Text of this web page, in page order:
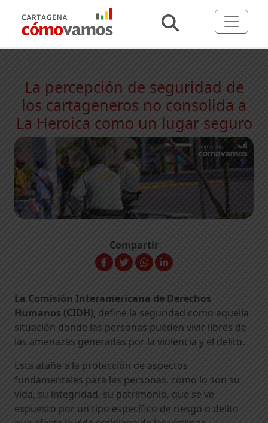
La percepción de seguridad de
los cartageneros no consolida a
La Heroica como un lugar seguro
Compartir
La Comisión Interamericana de Derechos
Humanos (CIDH), define la seguridad como aquella
situación donde las personas pueden vivir libres de
las amenazas generadas por la violencia y el delito.
Esta atañe a la protección de aspectos
fundamentales para las personas, cómo lo son su
vida, su integridad, su patrimonio, que se ve
expuesto por un tipo específico de riesgo o delito